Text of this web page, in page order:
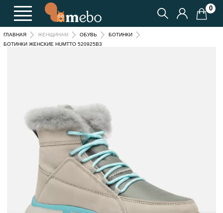
0
ГЛАВНАЯ ЖЕНЩИНАМ ОБУВЬ
БОТИНКИ
БОТИНКИ ЖЕНСКИЕ HUMTTO 520925B3